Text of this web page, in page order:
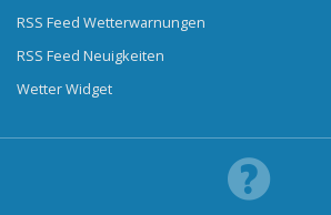
RSS Feed Wetterwarnungen
RSS Feed Neuigkeiten
Wetter Widget